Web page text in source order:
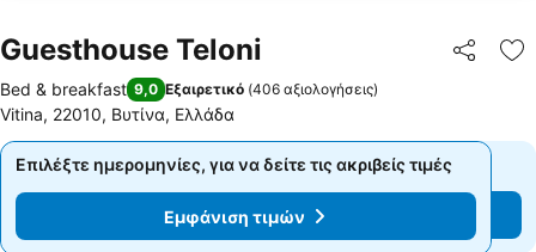
Guesthouse Teloni
Bed & breakfast 9,0 Εξαιρετικό (406 αξιολογήσεις)
Vitina, 22010, Βυτίνα, Ελλάδα
Επιλέξτε ημερομηνίες, για να δείτε τις ακριβείς τιμές
Εμφάνιση τιμών
Επιλέξτε ημερομηνίες, για να δείτε τις ακριβείς τιμές
Εμφάνιση τιμών